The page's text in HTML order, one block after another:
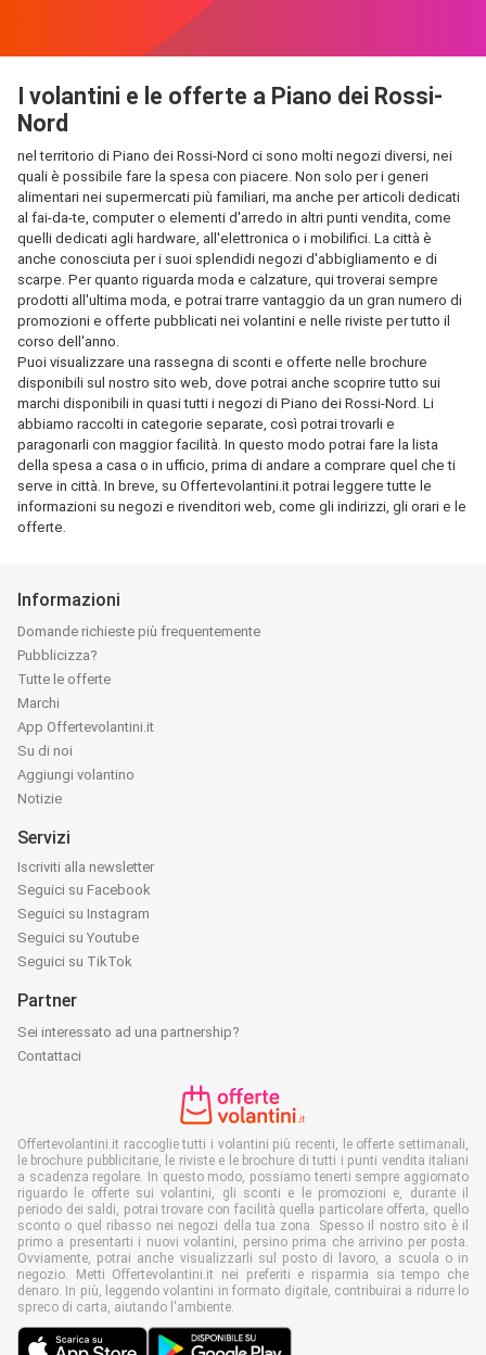
I volantini e le offerte a Piano dei Rossi-
Nord
nel territorio di Piano dei Rossi-Nord ci sono molti negozi diversi, nei
quali è possibile fare la spesa con piacere. Non solo per i generi
alimentari nei supermercati più familiari, ma anche per articoli dedicati
al fai-da-te, computer o elementi d'arredo in altri punti vendita, come
quelli dedicati agli hardware, all'elettronica o i mobilifici. La città è
anche conosciuta per i suoi splendidi negozi d'abbigliamento e di
scarpe. Per quanto riguarda moda e calzature, qui troverai sempre
prodotti all'ultima moda, e potrai trarre vantaggio da un gran numero di
promozioni e offerte pubblicati nei volantini e nelle riviste per tutto il
corso dell'anno.
Puoi visualizzare una rassegna di sconti e offerte nelle brochure
disponibili sul nostro sito web, dove potrai anche scoprire tutto sui
marchi disponibili in quasi tutti i negozi di Piano dei Rossi-Nord. Li
abbiamo raccolti in categorie separate, così potrai trovarli e
paragonarli con maggior facilità. In questo modo potrai fare la lista
della spesa a casa o in ufficio, prima di andare a comprare quel che ti
serve in città. In breve, su Offertevolantini.it potrai leggere tutte le
informazioni su negozi e rivenditori web, come gli indirizzi, gli orari e le
offerte.
Informazioni
Domande richieste più frequentemente
Pubblicizza?
Tutte le offerte
Marchi
App Offertevolantini.it
Su di noi
Aggiungi volantino
Notizie
Servizi
Iscriviti alla newsletter
Seguici su Facebook
Seguici su Instagram
Seguici su Youtube
Seguici su TikTok
Partner
Sei interessato ad una partnership?
Contattaci
Offertevolantini.it raccoglie tutti i volantini più recenti, le offerte settimanali,
le brochure pubblicitarie, le riviste e le brochure di tutti i punti vendita italiani
a scadenza regolare. In questo modo, possiamo tenerti sempre aggiornato
riguardo le offerte sui volantini, gli sconti e le promozioni e, durante il
periodo dei saldi, potrai trovare con facilità quella particolare offerta, quello
sconto o quel ribasso nei negozi della tua zona. Spesso il nostro sito è il
primo a presentarti i nuovi volantini, persino prima che arrivino per posta.
Ovviamente, potrai anche visualizzarli sul posto di lavoro, a scuola o in
negozio. Metti Offertevolantini.it nei preferiti e risparmia sia tempo che
denaro. In più, leggendo volantini in formato digitale, contribuirai a ridurre lo
spreco di carta, aiutando l'ambiente.